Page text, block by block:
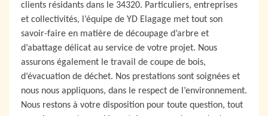
clients résidants dans le 34320. Particuliers, entreprises
et collectivités, l’équipe de YD Elagage met tout son
savoir-faire en matière de découpage d’arbre et
d’abattage délicat au service de votre projet. Nous
assurons également le travail de coupe de bois,
d’évacuation de déchet. Nos prestations sont soignées et
nous nous appliquons, dans le respect de l’environnement.
Nous restons à votre disposition pour toute question, tout